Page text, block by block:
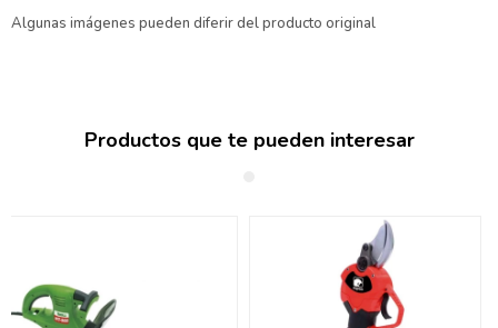
Algunas imágenes pueden diferir del producto original
Productos que te pueden interesar